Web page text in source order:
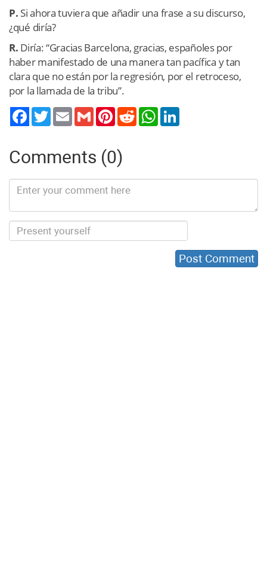
P. Si ahora tuviera que añadir una frase a su discurso,
¿qué diría?
R. Diría: “Gracias Barcelona, gracias, españoles por
haber manifestado de una manera tan pacífica y tan
clara que no están por la regresión, por el retroceso,
por la llamada de la tribu”.
TwitterEmail Gmail PinterestReddit WhatsApp
Comments (0)